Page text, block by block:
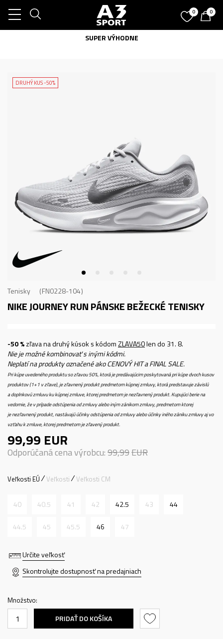
0 0
SUPER VÝHODNE
DRUHÝ KUS -50%
Tenisky FN0228-104
NIKE JOURNEY RUNPÁNSKE BEŽECKÉ TENISKY
-50 %zľava na druhý kúsok s kódomZLAVA50len do 31. 8.
Nie je možné kombinovať s inými kódmi.
Neplatí na produkty označené ako CENOVÝ HIT a FINAL SALE.
Pri kúpe uvedeného produktu so zľavou 50%, ktorá je predávajúcim poskytovaná pri kúpe dvoch kusov
produktov (1+1 v zľave), je zľavnený produkt predmetom kúpnej zmluvy, ktorá predstavuje závislú
a doplnkovú zmluvu ku kúpnej zmluve, ktorej predmetom je nezľavnený produkt. Kupujúci berie na
vedomie, že v prípade odstúpenia od zmluvy alebo iným zánikom zmluvy, predmetom ktorej
je nezľavnený produkt, nastávajú účinky odstúpenia od zmluvy alebo účinky iného zániku zmluvy aj vo
vzťahu k zmluve, ktorej predmetom je zľavený produkt.
99,99 EUR
Odporúčaná cena výrobcu:99,99EUR
Určite veľkosť
Veľkosti EÚ Veľkosti Veľkosti CM
40 40.5 41 42 42.5 43 44
44.5 45 45.5 46 47
Skontrolujte dostupnosť na predajniach
Množstvo:
PRIDAŤ DO KOŠÍKA